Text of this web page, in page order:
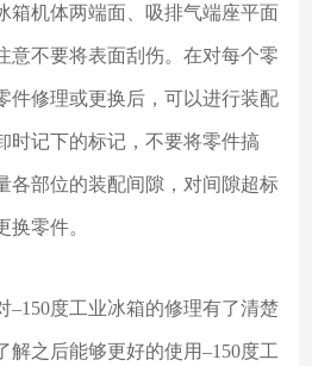
箱机体两端面、吸排气端座平面
意不要将表面刮伤。在对每个零
件修理或更换后，可以进行装配
时记下的标记，不要将零件搞
各部位的装配间隙，对间隙超标
零件。
–150度工业冰箱的修理有了清楚
解之后能够更好的使用–150度工